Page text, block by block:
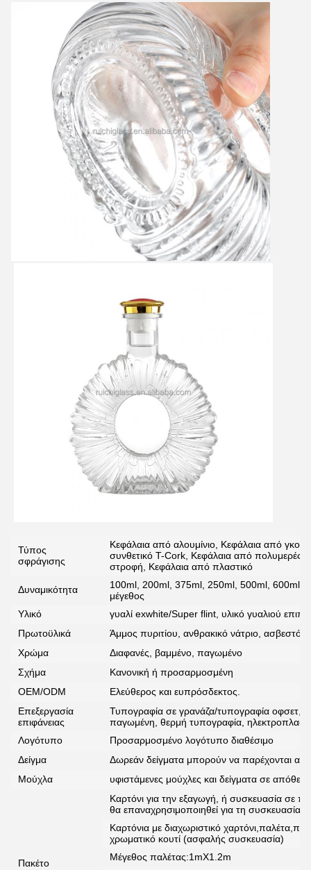
Αφήστε ένα μήνυμα
We bellen je snel terug!
υποβολή
Τύπος
σφράγισης
Κεφάλαια από αλουμίνιο, Κεφάλαια από
συνθετικό T-Cork, Κεφάλαια από πολυμερές
στροφή, Κεφάλαια από πλαστικό
Δυναμικότητα
100ml, 200ml, 375ml, 250ml, 500ml, 600ml,
μέγεθος
Υλικό
γυαλί exwhite/Super flint, υλικό γυαλιού
Πρωτοϋλικά
Άμμος πυριτίου, ανθρακικό νάτριο,
Χρώμα
Διαφανές, βαμμένο, παγωμένο
Σχήμα
Κανονική ή προσαρμοσμένη
OEM/ODM
Ελεύθερος και ευπρόσδεκτος.
Επεξεργασία
επιφάνειας
Τυπογραφία σε γρανάζα/τυπογραφία οφσετ,
παγωμένη, θερμή τυπογραφία,
Λογότυπο
Προσαρμοσμένο λογότυπο διαθέσιμο
Δείγμα
Δωρεάν δείγματα μπορούν να παρέχονται
Μούχλα
υφιστάμενες μούχλες και δείγματα σε απόθεμα
Πακέτο
Καρτόνι για την εξαγωγή, ή συσκευασία σε
θα επαναχρησιμοποιηθεί για τη
Καρτόνια με διαχωριστικό
χρωματικό κουτί (ασφαλής συσκευασία)
Μέγεθος παλέτας:1mX1.2m